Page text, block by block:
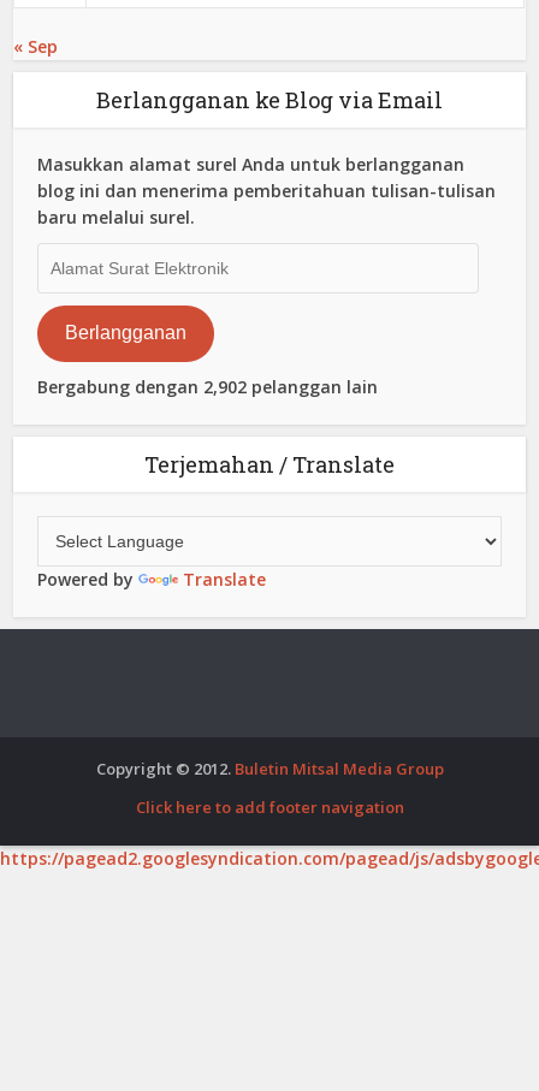
« Sep
Berlangganan ke Blog via Email
Masukkan alamat surel Anda untuk berlangganan
blog ini dan menerima pemberitahuan tulisan-tulisan
baru melalui surel.
Surat
Elektronik
Berlangganan
Bergabung dengan 2,902 pelanggan lain
Terjemahan / Translate
Powered by Translate
Copyright © 2012. Buletin Mitsal Media Group
Click here to add footer navigation
https://pagead2.googlesyndication.com/pagead/js/